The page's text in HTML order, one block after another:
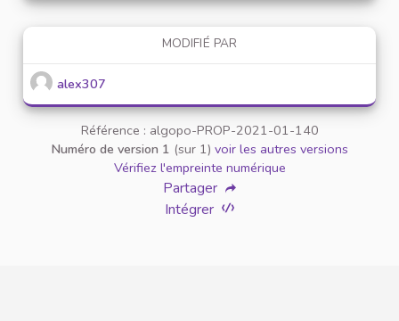
MODIFIÉ PAR
alex307
Référence : algopo-PROP-2021-01-140
Numéro de version 1 (sur 1) voir les autres versions
Vérifiez l'empreinte numérique
Partager
Intégrer